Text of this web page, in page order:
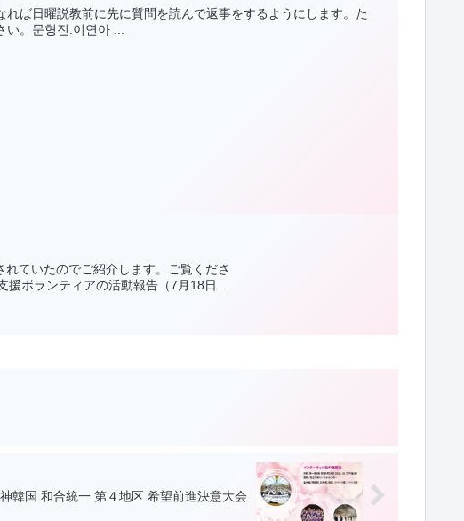
ば日曜説教前に先に質問を読んで返事をするようにします。た
。문형진.이연아 ...
ていたのでご紹介します。ご覧くださ
報告（7月18日...
韓国 和合統一 第４地区 希望前進決意大会